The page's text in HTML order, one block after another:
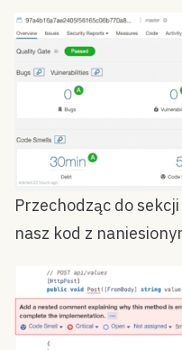
Przechodząc do
nasz kod z